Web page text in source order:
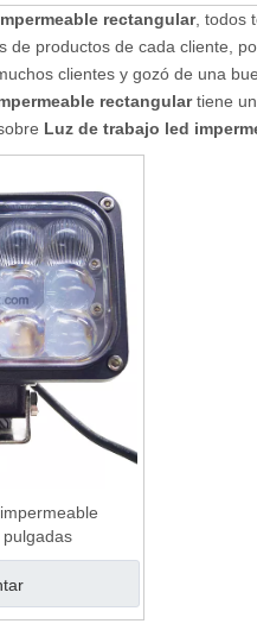
rectangular, todos
de productos de cada cliente,
clientes y gozó de una
rectangulartiene un
Luz de trabajo led